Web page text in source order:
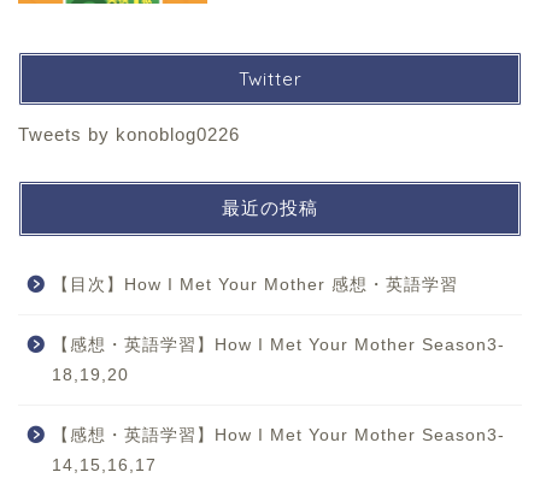
Twitter
Tweets by konoblog0226
最近の投稿
【目次】How I Met Your Mother 感想・英語学習
【感想・英語学習】How I Met Your Mother Season3-
18,19,20
【感想・英語学習】How I Met Your Mother Season3-
14,15,16,17